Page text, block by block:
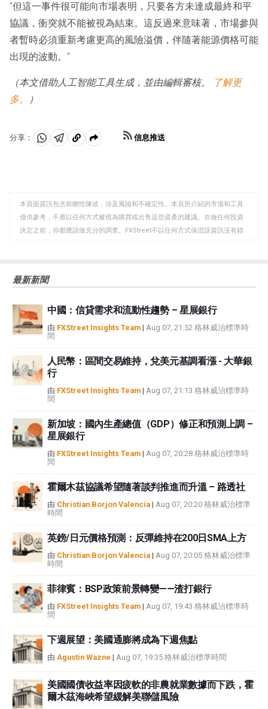
"但這一事件很可能向市場表明，只要各方未達成最終和平
協議，衝突就不能被視為結束。這反過來意味著，市場參與
者暫時必須重新考慮更高的風險溢價，伴隨著能源價格可能
出現的波動。"
（本文借助人工智能工具生成，並由編輯審核。
了解更
多。
）
分享：
分 分 複
板
信息推送
本頁面資訊包含前瞻性陳述，涉及風險和不確定性。本頁所介紹的市場和工具
僅供參考，不應以任何方式被視為購買或出售這些資產的建議。在做任何投資
決定之前，你都應該做充分的調查。FXStreet不以任何方式保證該資訊沒有錯
觀點，並不代表FXStreet或其廣告商的官方政策或立場。作者不對本頁連結的
如果文章正文中沒有明確提到，在撰寫本文時，作者在本文中提到的任何股票
中都沒有頭寸，也沒有與文中提到的任何公司有業務關係。除了FXStreet，作
者沒有收到撰寫這篇文章的報酬。
FXStreet和作者不提供個性化的建議。作者對該資訊的準確性、完整性或適用
性不作任何陳述。FXStreet和作者將不承擔任何錯誤，遺漏或任何損失，傷害
或損害由此資訊及其顯示或使用引起的。錯誤和遺漏除外。本文作者和
FXStreet並非註冊投資顧問，本文內容無意提供任何投資建議。
最新新聞
中國：信貸需求和流動性趨勢 – 星展銀行
由 FXStreet Insights Team | Aug 07, 21:52 格林威治標準時
間
人民幣：區間交易維持，兌美元基調看漲 - 大華銀
行
由 FXStreet Insights Team | Aug 07, 21:13 格林威治標準時
間
新加坡：國內生產總值（GDP）修正和預測上調 –
星展銀行
由 FXStreet Insights Team | Aug 07, 20:28 格林威治標準時
間
霍爾木茲協議希望隨著談判推進而升溫 – 路透社
由 Christian Borjon Valencia | Aug 07, 20:20 格林威治標準
時間
英鎊/日元價格預測：反彈維持在200日SMA上方
由 Christian Borjon Valencia | Aug 07, 20:05 格林威治標準
時間
菲律賓：BSP政策前景轉變——渣打銀行
由 FXStreet Insights Team | Aug 07, 19:43 格林威治標準時
間
下週展望：美國通膨將成為下週焦點
由 Agustin Wazne | Aug 07, 19:35 格林威治標準時間
美國國債收益率因疲軟的非農就業數據而下跌，霍
爾木茲海峽希望緩解美聯儲風險